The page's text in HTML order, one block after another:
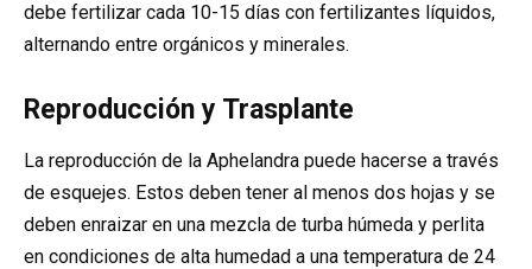
debe fertilizar cada 10-15 días con fertilizantes líquidos,
alternando entre orgánicos y minerales.
Reproducción y Trasplante
La reproducción de la Aphelandra puede hacerse a través
de esquejes. Estos deben tener al menos dos hojas y se
deben enraizar en una mezcla de turba húmeda y perlita
en condiciones de alta humedad a una temperatura de 24